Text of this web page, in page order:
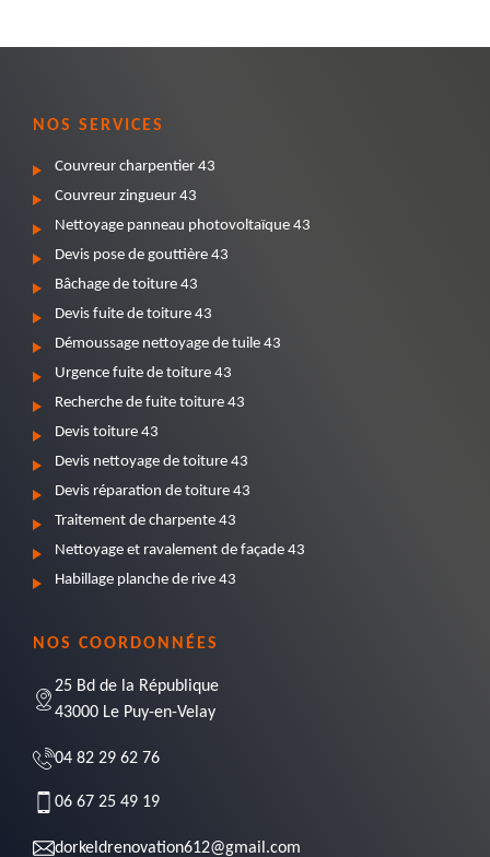
NOS SERVICES
Couvreur charpentier 43
Couvreur zingueur 43
Nettoyage panneau photovoltaïque 43
Devis pose de gouttière 43
Bâchage de toiture 43
Devis fuite de toiture 43
Démoussage nettoyage de tuile 43
Urgence fuite de toiture 43
Recherche de fuite toiture 43
Devis toiture 43
Devis nettoyage de toiture 43
Devis réparation de toiture 43
Traitement de charpente 43
Nettoyage et ravalement de façade 43
Habillage planche de rive 43
NOS COORDONNÉES
25 Bd de la République
43000 Le Puy-en-Velay
04 82 29 62 76
06 67 25 49 19
dorkeldrenovation612@gmail.com